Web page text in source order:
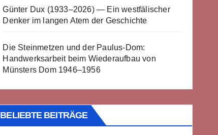
Günter Dux (1933–2026) — Ein westfälischer
Denker im langen Atem der Geschichte
Die Steinmetzen und der Paulus-Dom:
Handwerksarbeit beim Wiederaufbau von
Münsters Dom 1946–1956
BELIEBTE BEITRÄGE